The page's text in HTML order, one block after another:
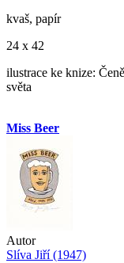
kvaš, papír
24 x 42
ilustrace ke knize:
světa
Miss Beer
Autor
Slíva Jiří (1947)